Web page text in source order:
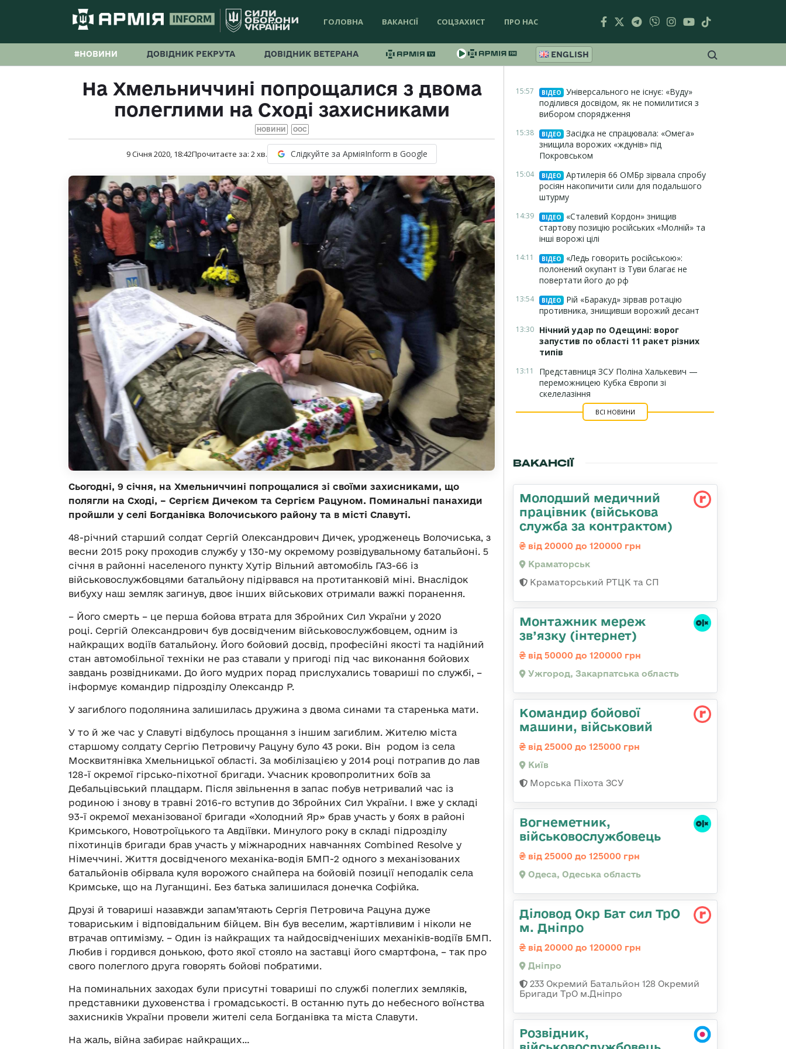
ГОЛОВНА ВАКАНСІЇ СОЦЗАХИСТ ПРО НАС
#НОВИНИ ДОВІДНИК РЕКРУТА ДОВІДНИК ВЕТЕРАНА ENGLISH
На Хмельниччині попрощалися з двома
полеглими на Сході захисниками
НОВИНИ ООС
9 Січня 2020, 18:42Прочитаєте за: 2хв. Слідкуйте за АрміяInform в Google
Сьогодні, 9 січня, на Хмельниччині попрощалися зі своїми захисниками, що
полягли на Сході, – Сергієм Дичеком та Сергієм Рацуном. Поминальні панахиди
пройшли у селі Богданівка Волочиського району та в місті Славуті.
48-річний старший солдат Сергій Олександрович Дичек, уродженець Волочиська, з
весни 2015 року проходив службу у 130-му окремому розвідувальному батальйоні. 5
січня в районні населеного пункту Хутір Вільний автомобіль ГАЗ-66 із
військовослужбовцями батальйону підірвався на протитанковій міні. Внаслідок
вибуху наш земляк загинув, двоє інших військових отримали важкі поранення.
– Його смерть – це перша бойова втрата для Збройних Сил України у 2020
році. Сергій Олександрович був досвідченим військовослужбовцем, одним із
найкращих водіїв батальйону. Його бойовий досвід, професійні якості та надійний
стан автомобільної техніки не раз ставали у пригоді під час виконання бойових
завдань розвідниками. До його мудрих порад прислухались товариші по службі, –
інформує командир підрозділу Олександр Р.
У загиблого подолянина залишилась дружина з двома синами та старенька мати.
У то й же час у Славуті відбулось прощання з іншим загиблим. Жителю міста
старшому солдату Сергію Петровичу Рацуну було 43 роки. Він родом із села
Москвитянівка Хмельницької області. За мобілізацією у 2014 році потрапив до лав
128-ї окремої гірсько-піхотної бригади. Учасник кровопролитних боїв за
Дебальцівський плацдарм. Після звільнення в запас побув нетривалий час із
родиною і знову в травні 2016-го вступив до Збройних Сил України. І вже у складі
93-ї окремої механізованої бригади «Холодний Яр» брав участь у боях в районі
Кримського, Новотроїцького та Авдіївки. Минулого року в складі підрозділу
піхотинців бригади брав участь у міжнародних навчаннях Combined Resolve у
Німеччині. Життя досвідченого механіка-водія БМП-2 одного з механізованих
батальйонів обірвала куля ворожого снайпера на бойовій позиції неподалік села
Кримське, що на Луганщині. Без батька залишилася донечка Софійка.
Друзі й товариші назавжди запам’ятають Сергія Петровича Рацуна дуже
товариським і відповідальним бійцем. Він був веселим, жартівливим і ніколи не
втрачав оптимізму. – Один із найкращих та найдосвідченіших механіків-водіїв БМП.
Любив і гордився донькою, фото якої стояло на заставці його смартфона, – так про
свого полеглого друга говорять бойові побратими.
На поминальних заходах були присутні товариші по службі полеглих земляків,
представники духовенства і громадськості. В останню путь до небесного воїнства
захисників України провели жителі села Богданівка та міста Славути.
На жаль, війна забирає найкращих…
15:57 ВІДЕО
Універсального не існує: «Вуду»
поділився досвідом, як не помилитися з
вибором спорядження
15:38 ВІДЕО
Засідка не спрацювала: «Омега»
знищила ворожих «ждунів» під
Покровськом
15:04 ВІДЕО
Артилерія 66 ОМБр зірвала спробу
росіян накопичити сили для подальшого
штурму
14:39 ВІДЕО
«Сталевий Кордон» знищив
стартову позицію російських «Молній» та
інші ворожі цілі
14:11 ВІДЕО
«Ледь говорить російською»:
полонений окупант із Туви благає не
повертати його до рф
13:54 ВІДЕО
Рій «Баракуд» зірвав ротацію
противника, знищивши ворожий десант
13:30 Нічний удар по Одещині: ворог
запустив по області 11 ракет різних
типів
13:11
Представниця ЗСУ Поліна Халькевич —
переможницею Кубка Європи зі
скелелазіння
ВСІ НОВИНИ
ВАКАНСІЇ
Молодший медичний
працівник (військова
служба за контрактом)
від 20000 до 120000 грн
Краматорськ
Краматорський РТЦК та СП
Монтажник мереж
зв’язку (інтернет)
від 50000 до 120000 грн
Ужгород, Закарпатська область
Командиp бойової
машини, військовий
від 25000 до 125000 грн
Київ
Морська Піхота ЗСУ
Вогнеметник,
військовослужбовець
від 25000 до 125000 грн
Одеса, Одеська область
Діловод Окр Бат сил ТрО
м. Дніпро
від 20000 до 120000 грн
Дніпро
233 Окремий Батальйон 128 Окремий
Бригади ТрО м.Дніпро
Розвідник,